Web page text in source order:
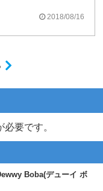
2018/08/16
要です。
Boba(デューイ ボ